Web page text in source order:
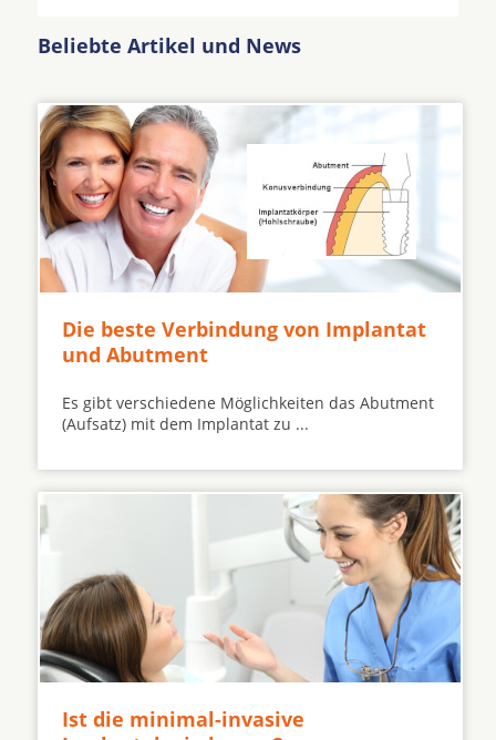
Beliebte Artikel und News
Die beste Verbindung von Implantat
und Abutment
Es gibt verschiedene Möglichkeiten das Abutment
(Aufsatz) mit dem Implantat zu ...
Ist die minimal-invasive